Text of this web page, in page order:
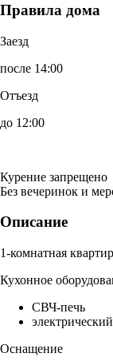
Правила дома
Заезд
после 14:00
Отъезд
до 12:00
Курение запрещено
Без вечеринок и
Описание
1-комнатная
Кухонное
СВЧ-печь
Оснащение